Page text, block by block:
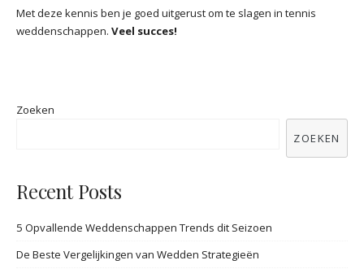
Met deze kennis ben je goed uitgerust om te slagen in tennis
weddenschappen. Veel succes!
Zoeken
ZOEKEN
Recent Posts
5 Opvallende Weddenschappen Trends dit Seizoen
De Beste Vergelijkingen van Wedden Strategieën